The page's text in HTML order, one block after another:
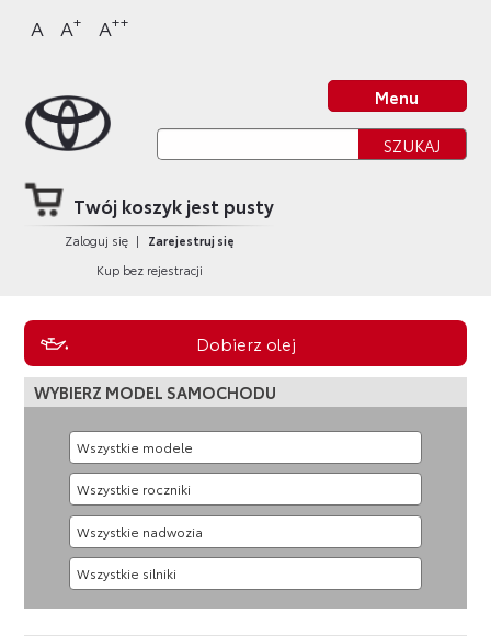
Sklep Toyota
do
nagłówka
do
bocznego
do
głównej
do
stopki
A A+ A++
Menu
Twój koszyk jest pusty
Zaloguj się |
Zarejestruj się
Kup bez rejestracji
Dobierz olej
WYBIERZ MODEL SAMOCHODU